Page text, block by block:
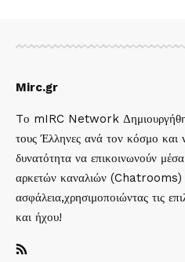
Mirc.gr
Tο mIRC Network
τους Έλληνες ανά τον κόσμο και
δυνατότητα να επικοινωνούν
αρκετών καναλιών (Chatrooms)
ασφάλεια,χρησιμοποιώντας τις
και ήχου!